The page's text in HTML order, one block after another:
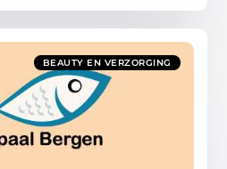
BEAUTY EN VERZORGING